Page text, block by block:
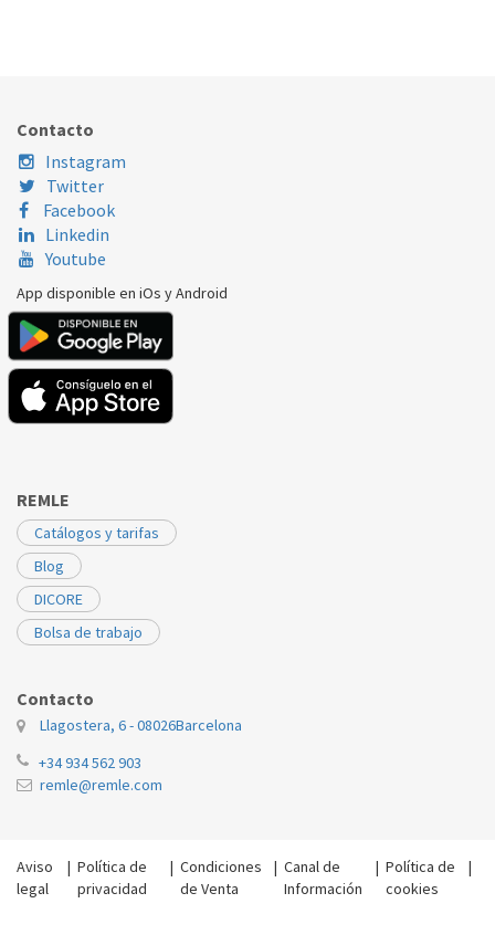
Contacto
Instagram
Twitter
Facebook
Linkedin
Youtube
App disponible en iOs y Android
REMLE
Catálogos y tarifas
Blog
DICORE
Bolsa de trabajo
Contacto
Llagostera, 6 - 08026Barcelona
+34 934 562 903
remle@remle.com
Aviso
legal
| Política de
privacidad
|Condiciones
de Venta
|Canal de
Información
| Política de
cookies
|